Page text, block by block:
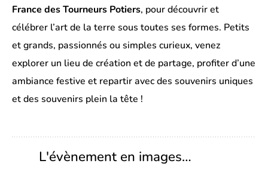
France des Tourneurs Potiers, pour découvrir et
célébrer l’art de la terre sous toutes ses formes. Petits
et grands, passionnés ou simples curieux, venez
explorer un lieu de création et de partage, profiter d’une
ambiance festive et repartir avec des souvenirs uniques
et des souvenirs plein la tête !
L'évènement en images…